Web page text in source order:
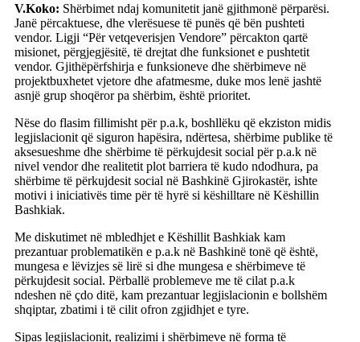
V.Koko: Shërbimet ndaj komunitetit janë gjithmonë përparësi.
Janë përcaktuese, dhe vlerësuese të punës që bën pushteti
vendor. Ligji “Për vetqeverisjen Vendore” përcakton qartë
misionet, përgjegjësitë, të drejtat dhe funksionet e pushtetit
vendor. Gjithëpërfshirja e funksioneve dhe shërbimeve në
projektbuxhetet vjetore dhe afatmesme, duke mos lenë jashtë
asnjë grup shoqëror pa shërbim, është prioritet.
Nëse do flasim fillimisht për p.a.k, boshllëku që ekziston midis
legjislacionit që siguron hapësira, ndërtesa, shërbime publike të
aksesueshme dhe shërbime të përkujdesit social për p.a.k në
nivel vendor dhe realitetit plot barriera të kudo ndodhura, pa
shërbime të përkujdesit social në Bashkinë Gjirokastër, ishte
motivi i iniciativës time për të hyrë si këshilltare në Këshillin
Bashkiak.
Me diskutimet në mbledhjet e Këshillit Bashkiak kam
prezantuar problematikën e p.a.k në Bashkinë tonë që është,
mungesa e lëvizjes së lirë si dhe mungesa e shërbimeve të
përkujdesit social. Përballë problemeve me të cilat p.a.k
ndeshen në çdo ditë, kam prezantuar legjislacionin e bollshëm
shqiptar, zbatimi i të cilit ofron zgjidhjet e tyre.
Sipas legjislacionit, realizimi i shërbimeve në forma të